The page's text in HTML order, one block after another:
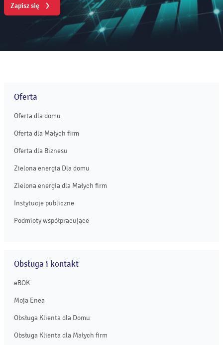
Zapisz się
Oferta
Oferta dla domu
Oferta dla Małych firm
Oferta dla Biznesu
Zielona energia Dla domu
Zielona energia dla Małych firm
Instytucje publiczne
Podmioty współpracujące
Obsługa i kontakt
eBOK
Moja Enea
Obsługa Klienta dla Domu
Obsługa Klienta dla Małych firm